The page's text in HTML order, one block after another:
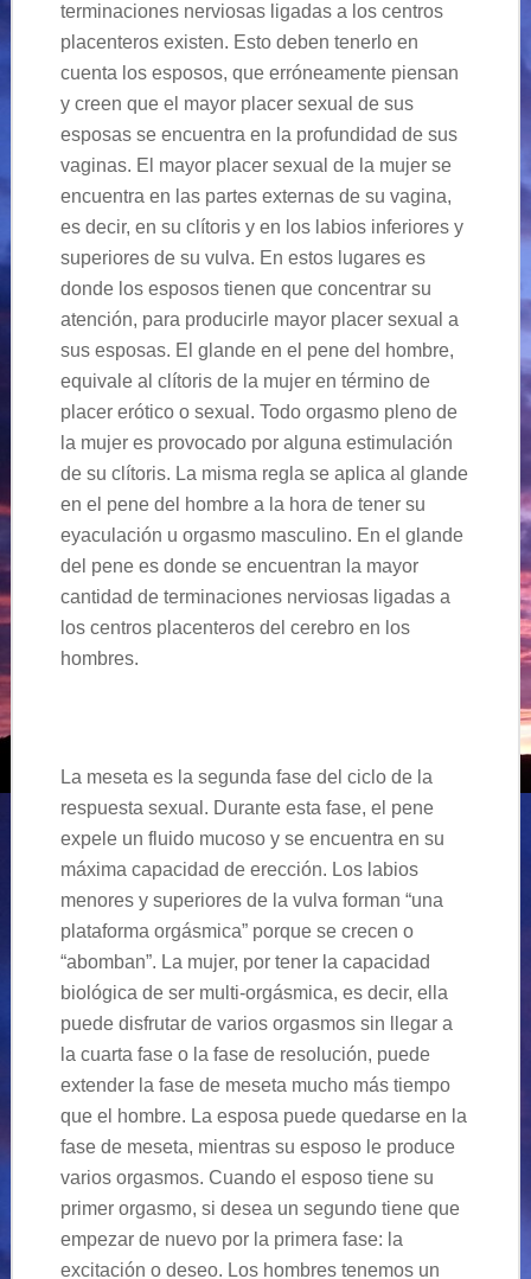
terminaciones nerviosas ligadas a los centros
placenteros existen. Esto deben tenerlo en
cuenta los esposos, que erróneamente piensan
y creen que el mayor placer sexual de sus
esposas se encuentra en la profundidad de sus
vaginas. El mayor placer sexual de la mujer se
encuentra en las partes externas de su vagina,
es decir, en su clítoris y en los labios inferiores y
superiores de su vulva. En estos lugares es
donde los esposos tienen que concentrar su
atención, para producirle mayor placer sexual a
sus esposas. El glande en el pene del hombre,
equivale al clítoris de la mujer en término de
placer erótico o sexual. Todo orgasmo pleno de
la mujer es provocado por alguna estimulación
de su clítoris. La misma regla se aplica al glande
en el pene del hombre a la hora de tener su
eyaculación u orgasmo masculino. En el glande
del pene es donde se encuentran la mayor
cantidad de terminaciones nerviosas ligadas a
los centros placenteros del cerebro en los
hombres.
La meseta es la segunda fase del ciclo de la
respuesta sexual. Durante esta fase, el pene
expele un fluido mucoso y se encuentra en su
máxima capacidad de erección. Los labios
menores y superiores de la vulva forman “una
plataforma orgásmica” porque se crecen o
“abomban”. La mujer, por tener la capacidad
biológica de ser multi-orgásmica, es decir, ella
puede disfrutar de varios orgasmos sin llegar a
la cuarta fase o la fase de resolución, puede
extender la fase de meseta mucho más tiempo
que el hombre. La esposa puede quedarse en la
fase de meseta, mientras su esposo le produce
varios orgasmos. Cuando el esposo tiene su
primer orgasmo, si desea un segundo tiene que
empezar de nuevo por la primera fase: la
excitación o deseo. Los hombres tenemos un